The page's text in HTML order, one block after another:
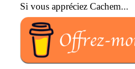
Si vous appréciez Cachem...